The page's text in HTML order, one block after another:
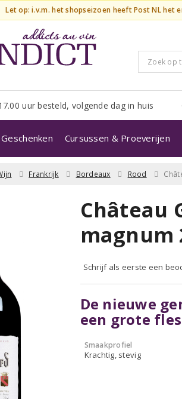
Let op: i.v.m. het shopseizoen heeft Post NL het
uur besteld, volgende dag in huis
Geschenken Cursussen & Proeverijen
Frankrijk Bordeaux Rood
Château
magnum
Schrijf als eerste een
De nieuwe
een grote
Smaakprofiel
Krachtig, stevig